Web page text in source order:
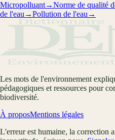
Micropolluant→Norme de qualité
de l'eau →Pollution de l'eau →
Les mots de l'environnement
pédagogiques et ressources pour
biodiversité.
À proposMentions légales
L'erreur est humaine, la correction